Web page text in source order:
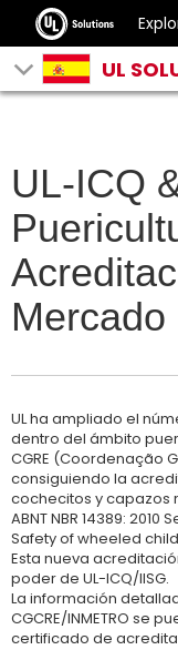
UL
UL-ICQ
UL ha ampliado el
dentro del ámbito
CGRE (Coordenação
consiguiendo la
cochecitos y capazos
ABNT NBR 14389:
Safety of wheeled
Esta nueva
poder de UL-ICQ/IISG.
La información
CGCRE/INMETRO se
certificado de